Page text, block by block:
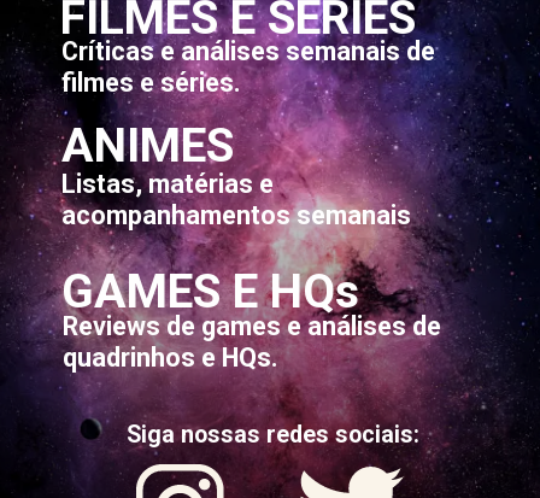
FILMES E SÉRIES
Críticas e análises semanais de
filmes e séries.
ANIMES
Listas, matérias e
acompanhamentos semanais
GAMES E HQs
Reviews de games e análises de
quadrinhos e HQs.
Siga nossas redes sociais: